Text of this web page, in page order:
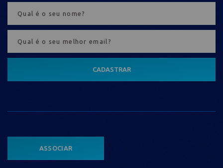
CADASTRAR
ASSOCIAR